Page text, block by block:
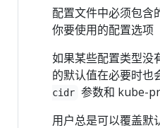
配置文件中必须包含
你要使用的配置选项
如果某些配置类型没
的默认值在必要时也
cidr 参数和 kube-
用户总是可以覆盖默